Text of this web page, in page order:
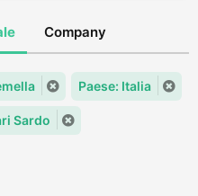
Company
Paese: Italia
Sardo